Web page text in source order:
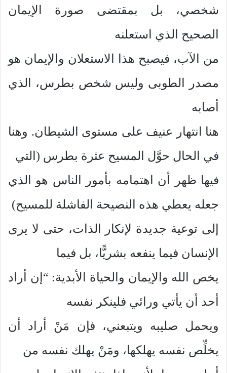
شخصي، بل بمقتضى صورة الإيمان
الصحيح الذي استعلنه
من الآب، فيصبح هذا الاستعلان والإيمان هو
مصدر الطوبى وليس شخص بطرس، الذي
أصابه
هنا انتهار عنيف على مستوى الشيطان. وهنا
في الحال حوَّل المسيح عثرة بطرس (التي
فيها ظهر أن اهتمامه بأمور الناس هو الذي
جعله يعطي هذه النصيحة الفاشلة للمسيح)
إلى توعية جديدة لإنكار الذات، حتى لا يرى
الإنسان فيما ينفعه بشريًّا، بل فيما
يخص الله والإيمان والحياة الأبدية: “إن أراد
أحد أن يأتي ورائي فلينكر نفسه
ويحمل صليبه ويتبعني، فإن مَنْ أراد أن
يخلِّص نفسه يهلكها، ومَنْ يهلك نفسه من